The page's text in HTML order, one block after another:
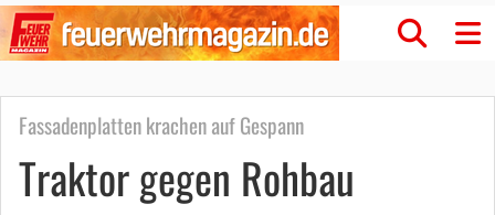
Fassadenplatten krachen auf Gespann
Traktor gegen Rohbau